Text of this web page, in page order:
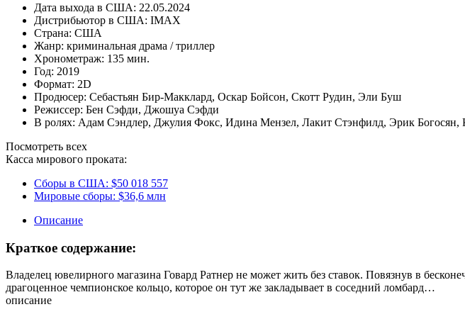
Дата выхода в США: 22.05.2024
Дистрибьютор в США: IMAX
Страна: США
Жанр: криминальная драма / триллер
Хронометраж: 135 мин.
Год: 2019
Формат: 2D
Продюсер: Себастьян Бир-Макклард, Оскар Бойсон, Скотт Рудин, Эли Буш
Режиссер: Бен Сэфди, Джошуа Сэфди
В ролях: Адам Сэндлер, Джулия Фокс, Идина Мензел, Лакит Стэнфилд, Эрик Богосян,
Посмотреть всех
Касса мирового проката:
Сборы в США: $50 018 557
Мировые сборы: $36,6 млн
Описание
Краткое содержание:
Владелец ювелирного магазина Говард Ратнер не может жить без ставок. Повязнув в
драгоценное чемпионское кольцо, которое он тут же закладывает в соседний ломбард…
описание